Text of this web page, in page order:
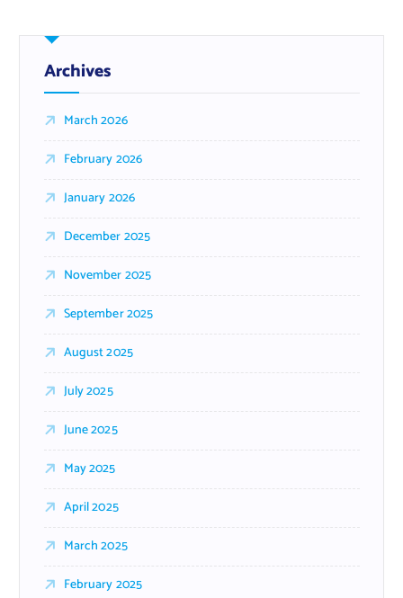
Archives
March 2026
February 2026
January 2026
December 2025
November 2025
September 2025
August 2025
July 2025
June 2025
May 2025
April 2025
March 2025
February 2025